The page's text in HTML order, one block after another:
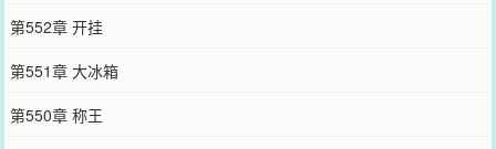
第552章 开挂
第551章 大冰箱
第550章 称王